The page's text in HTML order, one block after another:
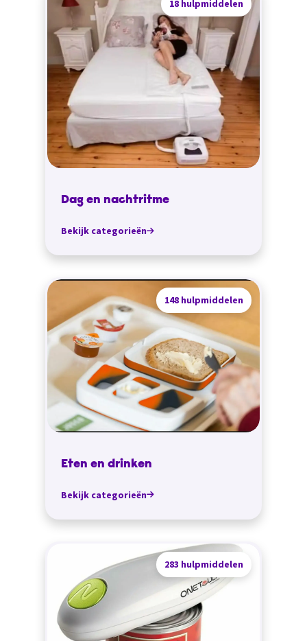
18 hulpmiddelen
Dag en nachtritme
Bekijk categorieën
148 hulpmiddelen
Eten en drinken
Bekijk categorieën
283 hulpmiddelen